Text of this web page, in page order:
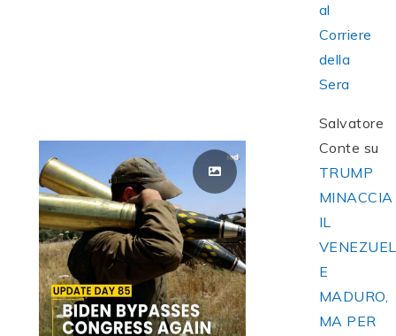
al
Corriere
della
Sera
Salvatore
Conte su
TRUMP
MINACCIA
IL
E
MADURO,
MA PER